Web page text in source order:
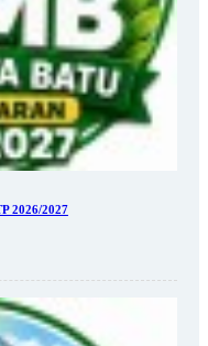
2026/2027